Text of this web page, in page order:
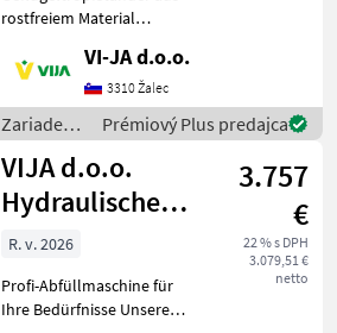
rostfreiem Material
hochwertigen
Geflügeltropfständer,
hergestellt aus rostfreiem
Material für maximale
Langlebigke
VI-JA d.o.o.
3310 Žalec
Zariadenia
potravinárskeho
priemyslu
/ VIJA
d.o.o.
Prémiový Plus predajca
VIJA d.o.o.
Hydraulische
Füllmaschine
3.757
€
22 % s DPH
3.079,51 €
netto
R. v. 2026
Profi-Abfüllmaschine für
Ihre Bedürfnisse Unsere